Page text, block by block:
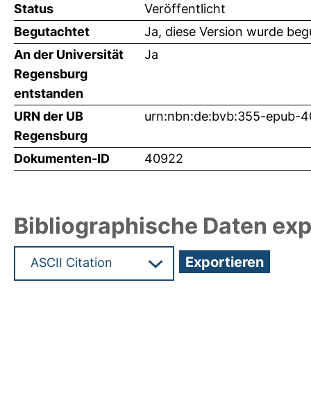
Status
Veröffentlicht
Begutachtet
Ja, diese Version wurde
An der Universität
Regensburg
entstanden
Ja
URN der UB
Regensburg
urn:nbn:de:bvb:355-epub-
Dokumenten-ID 40922
Bibliographische Daten